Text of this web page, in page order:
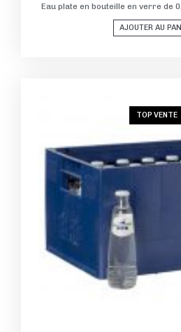
Eau plate en bouteille en verre de
AJOUTER AU
TOP VENTE